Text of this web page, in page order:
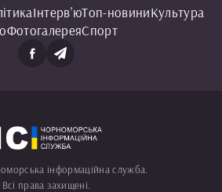
Інтерв'юТоп-новиниКультура
ФотогалереяСпорт
інформаційна служба.
Всі права захищені.